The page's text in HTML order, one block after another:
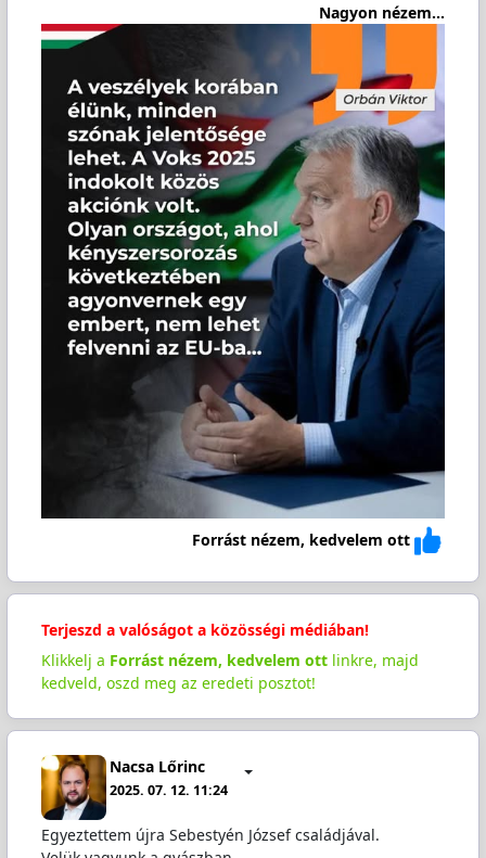
Nagyon nézem...
Forrást nézem, kedvelem ott
Terjeszd a valóságot a közösségi médiában!
Klikkelj a Forrást nézem, kedvelem ottlinkre, majd
kedveld, oszd meg az eredeti posztot!
Nacsa Lőrinc
2025. 07. 12. 11:24
Egyeztettem újra Sebestyén József családjával.